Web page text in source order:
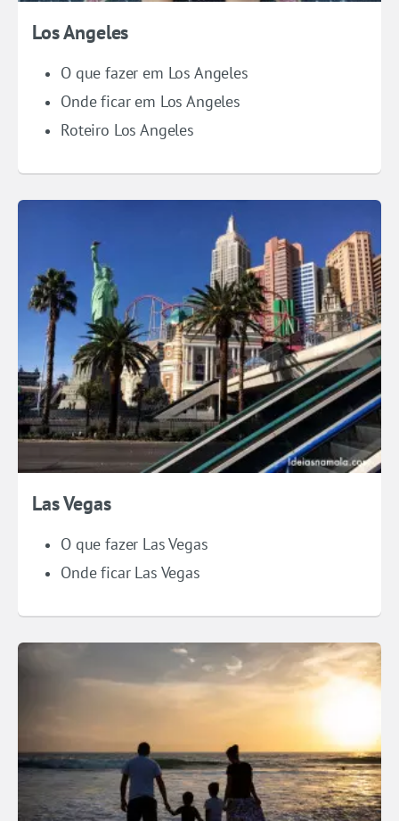
Los Angeles
O que fazer em Los Angeles
Onde ficar em Los Angeles
Roteiro Los Angeles
Las Vegas
O que fazer Las Vegas
Onde ficar Las Vegas